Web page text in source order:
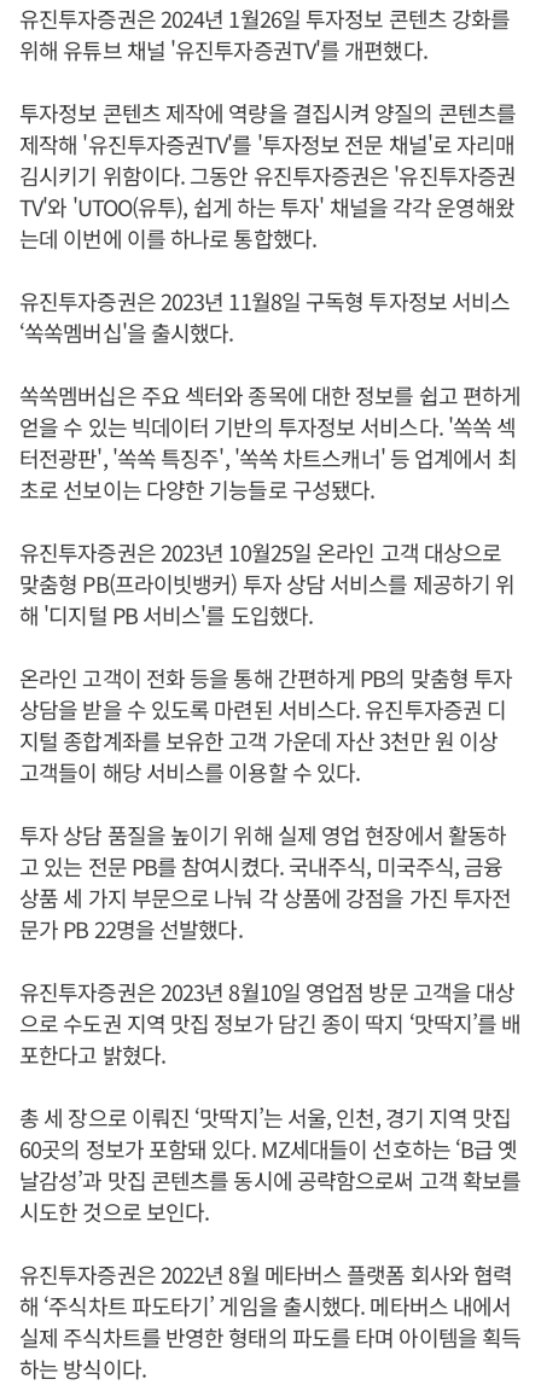
유진투자증권은 2024년 1월26일 투자정보 콘텐츠 강화를
위해 유튜브 채널 '유진투자증권TV'를 개편했다.
투자정보 콘텐츠 제작에 역량을 결집시켜 양질의 콘텐츠를
제작해 '유진투자증권TV'를 '투자정보 전문 채널'로 자리매
김시키기 위함이다. 그동안 유진투자증권은 '유진투자증권
TV'와 'UTOO(유투), 쉽게 하는 투자' 채널을 각각 운영해왔
는데 이번에 이를 하나로 통합했다.
유진투자증권은 2023년 11월8일 구독형 투자정보 서비스
‘쏙쏙멤버십'을 출시했다.
쏙쏙멤버십은 주요 섹터와 종목에 대한 정보를 쉽고 편하게
얻을 수 있는 빅데이터 기반의 투자정보 서비스다. '쏙쏙 섹
터전광판', '쏙쏙 특징주', '쏙쏙 차트스캐너' 등 업계에서 최
초로 선보이는 다양한 기능들로 구성됐다.
유진투자증권은 2023년 10월25일 온라인 고객 대상으로
맞춤형 PB(프라이빗뱅커) 투자 상담 서비스를 제공하기 위
해 '디지털 PB 서비스'를 도입했다.
온라인 고객이 전화 등을 통해 간편하게 PB의 맞춤형 투자
상담을 받을 수 있도록 마련된 서비스다. 유진투자증권 디
지털 종합계좌를 보유한 고객 가운데 자산 3천만 원 이상
고객들이 해당 서비스를 이용할 수 있다.
투자 상담 품질을 높이기 위해 실제 영업 현장에서 활동하
고 있는 전문 PB를 참여시켰다. 국내주식, 미국주식, 금융
상품 세 가지 부문으로 나눠 각 상품에 강점을 가진 투자전
문가 PB 22명을 선발했다.
유진투자증권은 2023년 8월10일 영업점 방문 고객을 대상
으로 수도권 지역 맛집 정보가 담긴 종이 딱지 ‘맛딱지’를 배
포한다고 밝혔다.
총 세 장으로 이뤄진 ‘맛딱지’는 서울, 인천, 경기 지역 맛집
60곳의 정보가 포함돼 있다. MZ세대들이 선호하는 ‘B급 옛
날감성’과 맛집 콘텐츠를 동시에 공략함으로써 고객 확보를
시도한 것으로 보인다.
유진투자증권은 2022년 8월 메타버스 플랫폼 회사와 협력
해 ‘주식차트 파도타기’ 게임을 출시했다. 메타버스 내에서
실제 주식차트를 반영한 형태의 파도를 타며 아이템을 획득
하는 방식이다.